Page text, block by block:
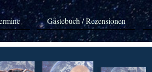
Gästebuch / Rezensionen